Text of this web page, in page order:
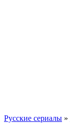
Русские сериалы »